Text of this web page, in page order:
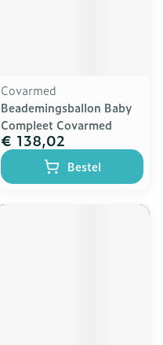
Covarmed
Beademingsballon Baby
Compleet Covarmed
€ 138,02
Bestel